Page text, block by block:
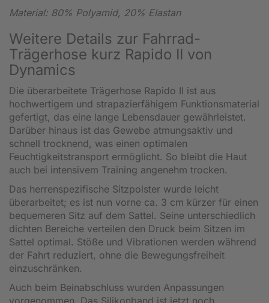
Material: 80% Polyamid, 20% Elastan
Weitere Details zur Fahrrad-
Trägerhose kurz Rapido II von
Dynamics
Die überarbeitete Trägerhose Rapido II ist aus
hochwertigem und strapazierfähigem Funktionsmaterial
gefertigt, das eine lange Lebensdauer gewährleistet.
Darüber hinaus ist das Gewebe atmungsaktiv und
schnell trocknend, was einen optimalen
Feuchtigkeitstransport ermöglicht. So bleibt die Haut
auch bei intensivem Training angenehm trocken.
Das herrenspezifische Sitzpolster wurde leicht
überarbeitet; es ist nun vorne ca. 3 cm kürzer für einen
bequemeren Sitz auf dem Sattel. Seine unterschiedlich
dichten Bereiche verteilen den Druck beim Sitzen im
Sattel optimal. Stöße und Vibrationen werden während
der Fahrt reduziert, ohne die Bewegungsfreiheit
einzuschränken.
Auch beim Beinabschluss wurden Anpassungen
vorgenommen. Das Silikonband ist jetzt noch